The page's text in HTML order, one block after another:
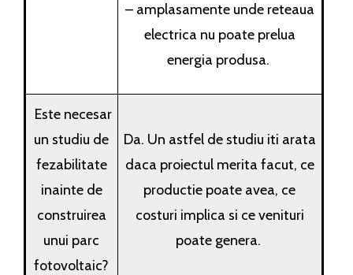
– amplasamente unde reteaua
electrica nu poate prelua
energia produsa.
Este necesar
un studiu de
fezabilitate
inainte de
construirea
unui parc
fotovoltaic?
Da. Un astfel de studiu iti arata
daca proiectul merita facut, ce
productie poate avea, ce
costuri implica si ce venituri
poate genera.